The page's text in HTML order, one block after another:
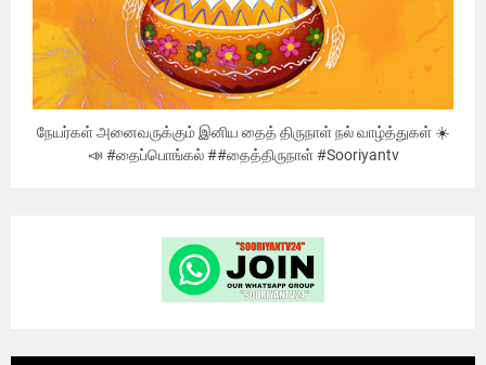
நேயர்கள் அனைவருக்கும் இனிய தைத் திருநாள் நல் வாழ்த்துகள் ☀️
📣 #தைப்பொங்கல் ##தைத்திருநாள் #Sooriyantv